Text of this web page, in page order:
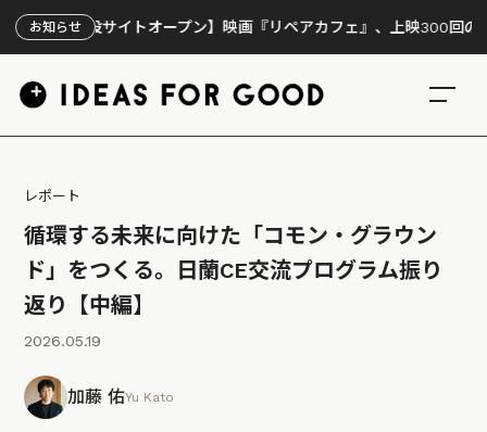
お知らせ
設サイトオープン】映画『リペアカフェ』、上映300回の先で見えて
レポート
循環する未来に向けた「コモン・グラウン
ド」をつくる。日蘭CE交流プログラム振り
返り【中編】
2026.05.19
加藤 佑Yu Kato